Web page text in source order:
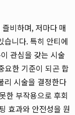
비하며, 저마다 매
습니다. 특히 안티에
관심을 갖는 시술
요한 기준이 되곤 합
리 시술을 결정한다
한 부작용으로 후회
효과와 안전성을 원